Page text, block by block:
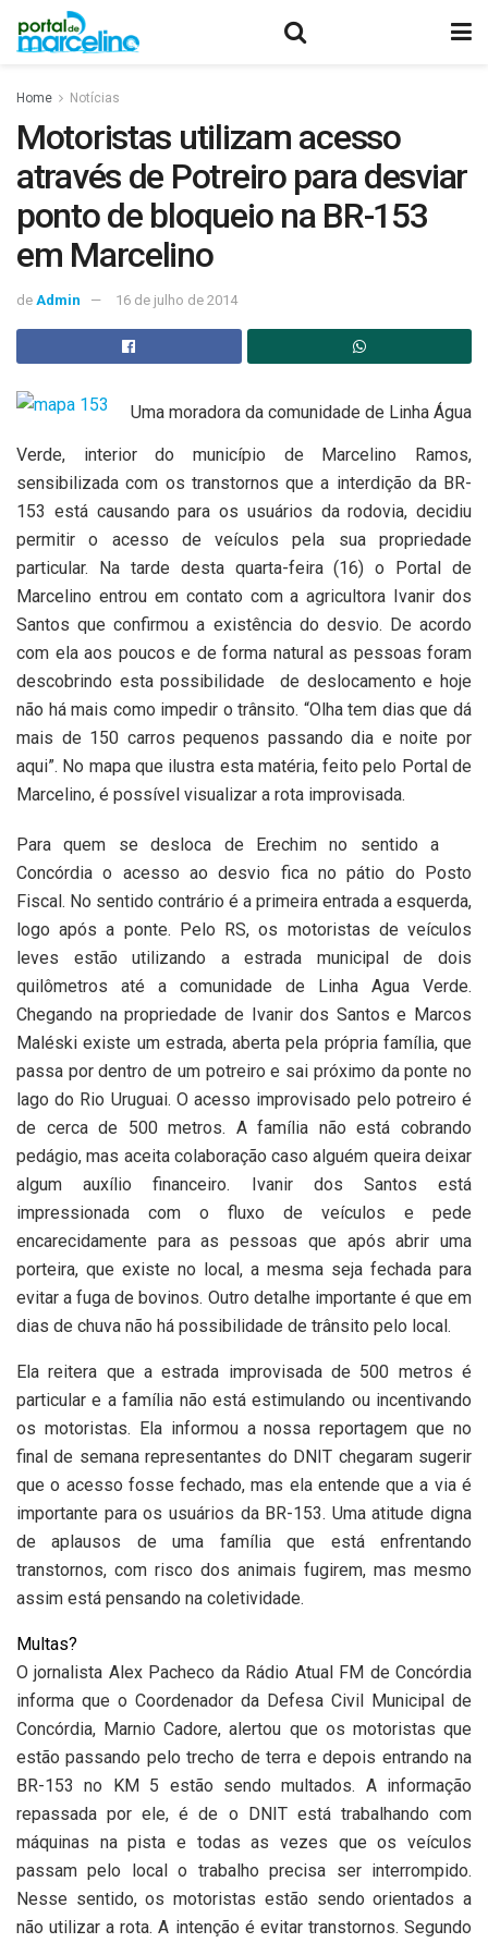
Home Notícias
Motoristas utilizam acesso
através de Potreiro para desviar
ponto de bloqueio na BR-153
em Marcelino
de Admin 16 de julho de 2014
Uma moradora da comunidade de Linha Água
Verde, interior do município de Marcelino Ramos,
sensibilizada com os transtornos que a interdição da BR-
153 está causando para os usuários da rodovia, decidiu
permitir o acesso de veículos pela sua propriedade
particular. Na tarde desta quarta-feira (16) o Portal de
Marcelino entrou em contato com a agricultora Ivanir dos
Santos que confirmou a existência do desvio. De acordo
com ela aos poucos e de forma natural as pessoas foram
descobrindo esta possibilidade de deslocamento e hoje
não há mais como impedir o trânsito. “Olha tem dias que dá
mais de 150 carros pequenos passando dia e noite por
aqui”. No mapa que ilustra esta matéria, feito pelo Portal de
Marcelino, é possível visualizar a rota improvisada.
Para quem se desloca de Erechim no sentido a
Concórdia o acesso ao desvio fica no pátio do Posto
Fiscal. No sentido contrário é a primeira entrada a esquerda,
logo após a ponte. Pelo RS, os motoristas de veículos
leves estão utilizando a estrada municipal de dois
quilômetros até a comunidade de Linha Agua Verde.
Chegando na propriedade de Ivanir dos Santos e Marcos
Maléski existe um estrada, aberta pela própria família, que
passa por dentro de um potreiro e sai próximo da ponte no
lago do Rio Uruguai. O acesso improvisado pelo potreiro é
de cerca de 500 metros. A família não está cobrando
pedágio, mas aceita colaboração caso alguém queira deixar
algum auxílio financeiro. Ivanir dos Santos está
impressionada com o fluxo de veículos e pede
encarecidamente para as pessoas que após abrir uma
porteira, que existe no local, a mesma seja fechada para
evitar a fuga de bovinos. Outro detalhe importante é que em
dias de chuva não há possibilidade de trânsito pelo local.
Ela reitera que a estrada improvisada de 500 metros é
particular e a família não está estimulando ou incentivando
os motoristas. Ela informou a nossa reportagem que no
final de semana representantes do DNIT chegaram sugerir
que o acesso fosse fechado, mas ela entende que a via é
importante para os usuários da BR-153. Uma atitude digna
de aplausos de uma família que está enfrentando
transtornos, com risco dos animais fugirem, mas mesmo
assim está pensando na coletividade.
Multas?
O jornalista Alex Pacheco da Rádio Atual FM de Concórdia
informa que o Coordenador da Defesa Civil Municipal de
Concórdia, Marnio Cadore, alertou que os motoristas que
estão passando pelo trecho de terra e depois entrando na
BR-153 no KM 5 estão sendo multados. A informação
repassada por ele, é de o DNIT está trabalhando com
máquinas na pista e todas as vezes que os veículos
passam pelo local o trabalho precisa ser interrompido.
Nesse sentido, os motoristas estão sendo orientados a
não utilizar a rota. A intenção é evitar transtornos. Segundo